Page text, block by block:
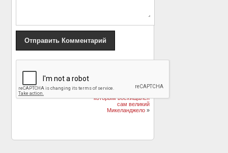
Галкин и Пугачева
мило исполнили
«Миллион алых роз»
Флорентийское
мозаичное искусство,
которым восхищался
сам великий
Микеланджело»